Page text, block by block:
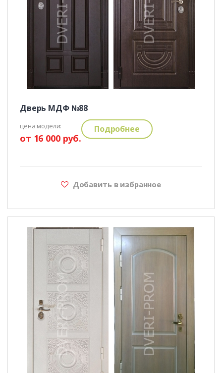
Дверь МДФ №88
цена модели:
от 16 000 руб.
Подробнее
Добавить в избранное